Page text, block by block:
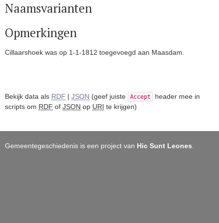
Naamsvarianten
Opmerkingen
Cillaarshoek was op 1-1-1812 toegevoegd aan Maasdam.
Bekijk data als RDF | JSON (geef juiste Accept
header mee in
scripts om RDF of JSON op URI te krijgen)
Gemeentegeschiedenis is een project van Hic Sunt Leones